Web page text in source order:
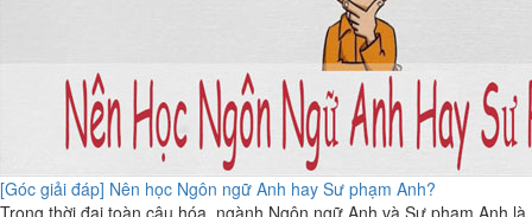
[Góc giải đáp] Nên học Ngôn ngữ Anh hay Sư phạm Anh?
Trong thời đại toàn câu hóa, ngành Ngôn ngữ Anh và Sư phạm Anh là